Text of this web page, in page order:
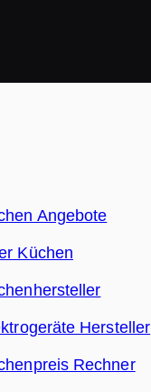
Angebote
Küchen
Hersteller
Rechner